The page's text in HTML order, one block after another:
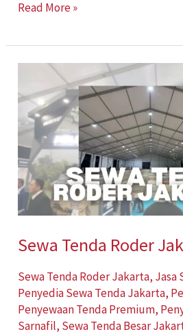
Read More »
Sewa Tenda Roder
Sewa Tenda Roder Jakarta, Jasa
Penyedia Sewa Tenda Jakarta,
Penyewaan Tenda Premium,
Sarnafil, Sewa Tenda Besar
Tenda
Roder
Jakarta